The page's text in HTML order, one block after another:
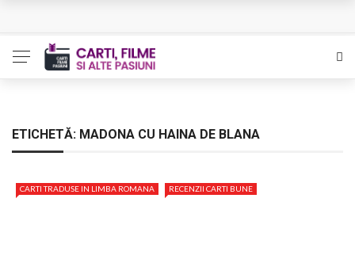
The Man Who Sold Air in the Holy Land – Generatia care
Queer – Un Burroughs sentimental
Luati-ma drept un vis. Povestiri in K. minor – Dor de Kafka
ETICHETĂ: MADONA CU HAINA DE BLANA
CARTI TRADUSE IN LIMBA ROMANA RECENZII CARTI BUNE